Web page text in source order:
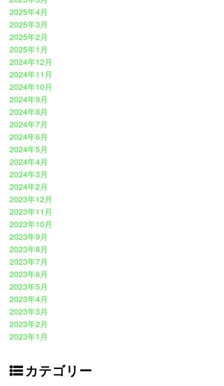
2025年4月
2025年3月
2025年2月
2025年1月
2024年12月
2024年11月
2024年10月
2024年9月
2024年8月
2024年7月
2024年6月
2024年5月
2024年4月
2024年3月
2024年2月
2023年12月
2023年11月
2023年10月
2023年9月
2023年8月
2023年7月
2023年6月
2023年5月
2023年4月
2023年3月
2023年2月
2023年1月
カテゴリー